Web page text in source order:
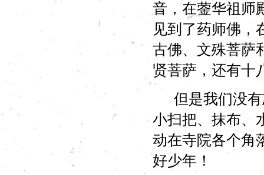
音，在蓥华祖师
见到了药师佛，
古佛、文殊菩萨
贤菩萨，还有
但是我们没有
小扫把、抹布
动在寺院各个角
好少年！